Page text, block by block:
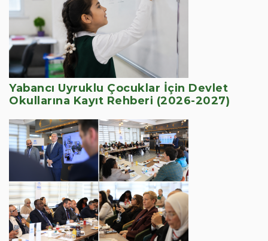
Yabancı Uyruklu Çocuklar İçin Devlet
Okullarına Kayıt Rehberi (2026-2027)